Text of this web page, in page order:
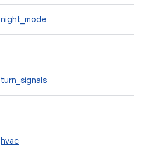
night_mode
turn_signals
hvac